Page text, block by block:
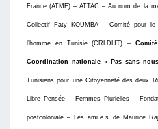
France (ATMF) – ATTAC – Au nom de la
Collectif Faty KOUMBA –Comité pour
l’homme en Tunisie (CRLDHT) –
Coordination nationale « Pas sans
Tunisiens pour une Citoyenneté des deux
Libre Pensée – Femmes Plurielles – F
postcoloniale – Les ami·e·s de Maurice